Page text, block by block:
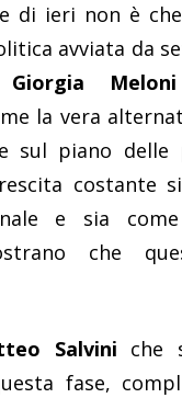
di ieri non è
avviata da
Giorgia Meloni
la vera
sul piano delle
costante
e sia
che
Salvini che
fase,